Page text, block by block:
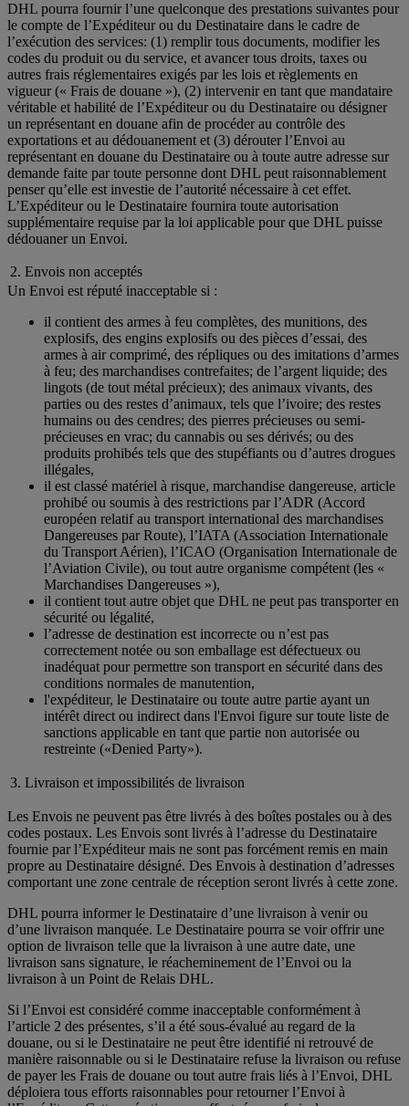
DHL pourra fournir l’une quelconque des prestations suivantes pour
le compte de l’Expéditeur ou du Destinataire dans le cadre de
l’exécution des services: (1) remplir tous documents, modifier les
codes du produit ou du service, et avancer tous droits, taxes ou
autres frais réglementaires exigés par les lois et règlements en
vigueur (« Frais de douane »), (2) intervenir en tant que mandataire
véritable et habilité de l’Expéditeur ou du Destinataire ou désigner
un représentant en douane afin de procéder au contrôle des
exportations et au dédouanement et (3) dérouter l’Envoi au
représentant en douane du Destinataire ou à toute autre adresse sur
demande faite par toute personne dont DHL peut raisonnablement
penser qu’elle est investie de l’autorité nécessaire à cet effet.
L’Expéditeur ou le Destinataire fournira toute autorisation
supplémentaire requise par la loi applicable pour que DHL puisse
dédouaner un Envoi.
2. Envois non acceptés
Un Envoi est réputé inacceptable si :
il contient des armes à feu complètes, des munitions, des
explosifs, des engins explosifs ou des pièces d’essai, des
armes à air comprimé, des répliques ou des imitations d’armes
à feu; des marchandises contrefaites; de l’argent liquide; des
lingots (de tout métal précieux); des animaux vivants, des
parties ou des restes d’animaux, tels que l’ivoire; des restes
humains ou des cendres; des pierres précieuses ou semi-
précieuses en vrac; du cannabis ou ses dérivés; ou des
produits prohibés tels que des stupéfiants ou d’autres drogues
illégales,
il est classé matériel à risque, marchandise dangereuse, article
prohibé ou soumis à des restrictions par l’ADR (Accord
européen relatif au transport international des marchandises
Dangereuses par Route), l’IATA (Association Internationale
du Transport Aérien), l’ICAO (Organisation Internationale de
l’Aviation Civile), ou tout autre organisme compétent (les «
Marchandises Dangereuses »),
il contient tout autre objet que DHL ne peut pas transporter en
sécurité ou légalité,
l’adresse de destination est incorrecte ou n’est pas
correctement notée ou son emballage est défectueux ou
inadéquat pour permettre son transport en sécurité dans des
conditions normales de manutention,
l'expéditeur, le Destinataire ou toute autre partie ayant un
intérêt direct ou indirect dans l'Envoi figure sur toute liste de
sanctions applicable en tant que partie non autorisée ou
restreinte («Denied Party»).
3. Livraison et impossibilités de livraison
Les Envois ne peuvent pas être livrés à des boîtes postales ou à des
codes postaux. Les Envois sont livrés à l’adresse du Destinataire
fournie par l’Expéditeur mais ne sont pas forcément remis en main
propre au Destinataire désigné. Des Envois à destination d’adresses
comportant une zone centrale de réception seront livrés à cette zone.
DHL pourra informer le Destinataire d’une livraison à venir ou
d’une livraison manquée. Le Destinataire pourra se voir offrir une
option de livraison telle que la livraison à une autre date, une
livraison sans signature, le réacheminement de l’Envoi ou la
livraison à un Point de Relais DHL.
Si l’Envoi est considéré comme inacceptable conformément à
l’article 2 des présentes, s’il a été sous-évalué au regard de la
douane, ou si le Destinataire ne peut être identifié ni retrouvé de
manière raisonnable ou si le Destinataire refuse la livraison ou refuse
de payer les Frais de douane ou tout autre frais liés à l’Envoi, DHL
déploiera tous efforts raisonnables pour retourner l’Envoi à